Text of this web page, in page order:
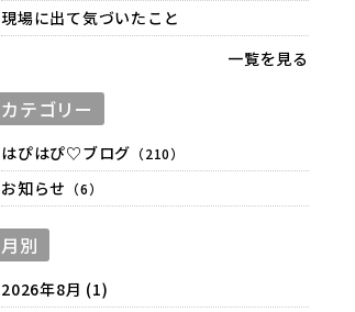
現場に出て気づいたこと
一覧を見る
カテゴリー
はぴはぴ♡ブログ （210）
お知らせ （6）
月別
2026年8月 (1)